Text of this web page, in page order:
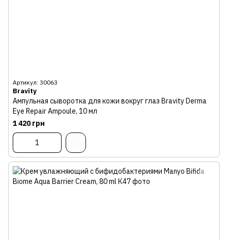
Артикул: 30063
Bravity
Ампульная сыворотка для кожи вокруг глаз Bravity Derma
Eye Repair Ampoule, 10 мл
1 420 грн